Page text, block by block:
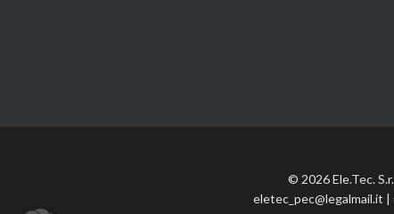
© 2026 Ele.Tec.
eletec_pec@legalmail.it